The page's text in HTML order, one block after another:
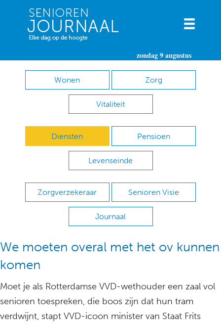
zondag 9 augustus
Wonen Zorg
Vitaliteit
Diensten Pensioen
Levenseinde
Zorgverzekeraar Senioren Visie
Journaal
We moeten overal met het ov kunnen
komen
Moet je als Rotterdamse VVD-wethouder een zaal vol
senioren toespreken, die boos zijn dat hun tram
verdwijnt, stapt VVD-icoon minister van Staat Frits